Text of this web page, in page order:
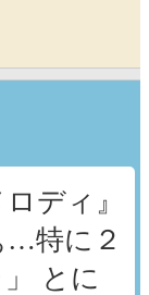
ディ』
…特に２
とに